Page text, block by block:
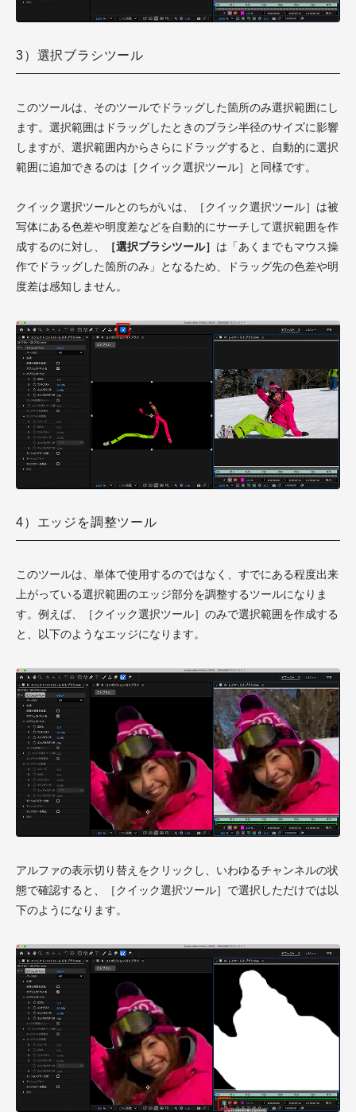
3）選択ブラシツール
このツールは、そのツールでドラッグした箇所のみ選択範囲にし
ます。選択範囲はドラッグしたときのブラシ半径のサイズに影響
しますが、選択範囲内からさらにドラッグすると、自動的に選択
範囲に追加できるのは［クイック選択ツール］と同様です。
クイック選択ツールとのちがいは、［クイック選択ツール］は被
写体にある色差や明度差などを自動的にサーチして選択範囲を作
成するのに対し、
［選択ブラシツール］ は「あくまでもマウス操
作でドラッグした箇所のみ」となるため、ドラッグ先の色差や明
度差は感知しません。
4）エッジを調整ツール
このツールは、単体で使用するのではなく、すでにある程度出来
上がっている選択範囲のエッジ部分を調整するツールになりま
す。例えば、［クイック選択ツール］のみで選択範囲を作成する
と、以下のようなエッジになります。
アルファの表示切り替えをクリックし、いわゆるチャンネルの状
態で確認すると、［クイック選択ツール］で選択しただけでは以
下のようになります。